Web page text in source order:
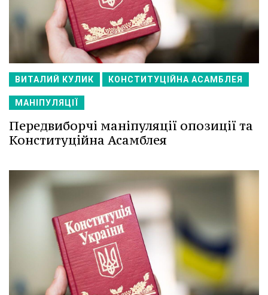
ВИТАЛИЙ КУЛИК КОНСТИТУЦІЙНА АСАМБЛЕЯ
МАНІПУЛЯЦІЇ
Передвиборчі маніпуляції опозиції та
Конституційна Асамблея